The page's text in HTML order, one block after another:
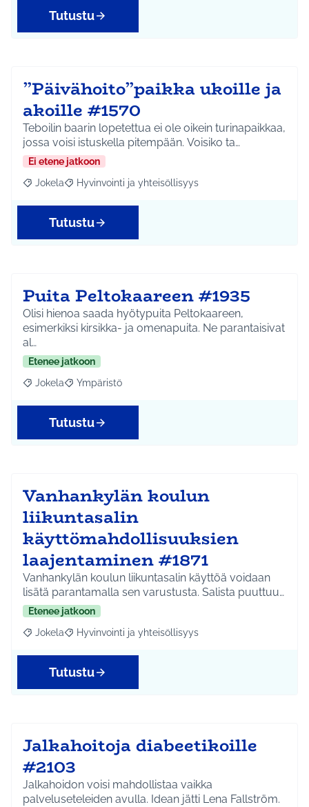
Tutustu
”Päivähoito”paikka ukoille ja
akoille #1570
Teboilin baarin lopetettua ei ole oikein turinapaikkaa,
jossa voisi istuskella pitempään. Voisiko ta…
Ei etene jatkoon
Rajaa tulokset aihepiirin mukaan: Jokela
Jokela Rajaa tulokset teeman mukaan: Hyvinvointi ja
Hyvinvointi ja yhteisöllisyys
Tutustu
Puita Peltokaareen #1935
Olisi hienoa saada hyötypuita Peltokaareen,
esimerkiksi kirsikka- ja omenapuita. Ne parantaisivat
al…
Etenee jatkoon
Rajaa tulokset aihepiirin mukaan: Jokela
Jokela Rajaa tulokset teeman mukaan: Ympäristö
Ympäristö
Tutustu
Vanhankylän koulun
liikuntasalin
käyttömahdollisuuksien
laajentaminen #1871
Vanhankylän koulun liikuntasalin käyttöä voidaan
lisätä parantamalla sen varustusta. Salista puuttuu…
Etenee jatkoon
Rajaa tulokset aihepiirin mukaan: Jokela
Jokela Rajaa tulokset teeman mukaan: Hyvinvointi ja
Hyvinvointi ja yhteisöllisyys
Tutustu
Jalkahoitoja diabeetikoille
#2103
Jalkahoidon voisi mahdollistaa vaikka
palveluseteleiden avulla. Idean jätti Lena Fallström.